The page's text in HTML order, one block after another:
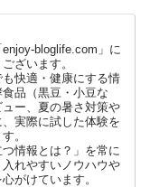
bloglife.com」に
ざいます。
快適・健康にする情
品（黒豆・小豆な
ー、夏の暑さ対策や
実際に試した体験を
。
つ情報とは？」を常に
れやすいノウハウや
がけています。